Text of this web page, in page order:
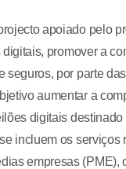
apoiado pelo
promover a
seguros, por parte
aumentar a
digitais
incluem os serviços
empresas